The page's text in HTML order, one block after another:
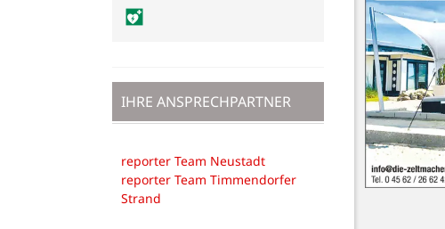
IHRE ANSPRECHPARTNER
reporter Team Neustadt
reporter Team Timmendorfer
Strand